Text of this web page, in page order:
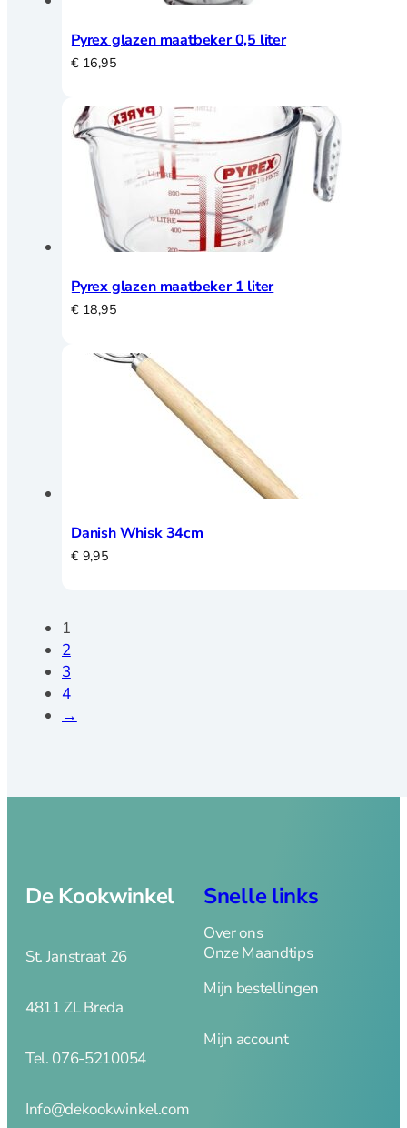
Pyrex glazen maatbeker 0,5 liter
€16,95
Pyrex glazen maatbeker 1 liter
€18,95
Danish Whisk 34cm
€9,95
1
2
3
4
→
De Kookwinkel
St. Janstraat 26
4811 ZL Breda
Tel. 076-5210054
Info@dekookwinkel.com
Snelle links
Over ons
Onze Maandtips
Mijn bestellingen
Mijn account